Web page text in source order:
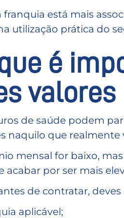
franquia está mais
utilização prática do
é
valores
de saúde podem
naquilo que realmente
mensal for baixo,
acabar por ser mais
de contratar,
aplicável;